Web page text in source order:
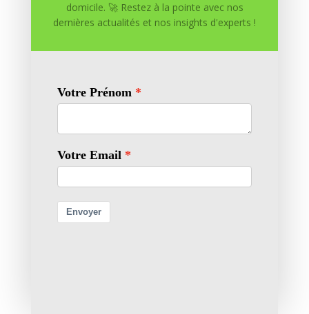
Enregistrer mon nom, mon e-mail et mon site dans
domicile. 🚀 Restez à la pointe avec nos
dernières actualités et nos insights d'experts !